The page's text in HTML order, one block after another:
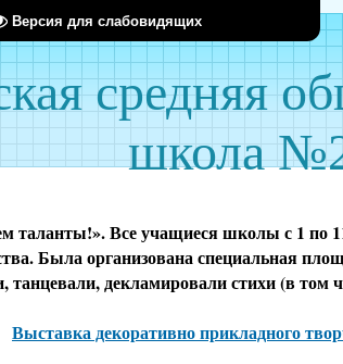
Версия для слабовидящих
средняя
школа
Все учащиеся школы с 1 по
Была организована специальная
танцевали, декламировали стихи (в том
Выставка декоративно прикладного